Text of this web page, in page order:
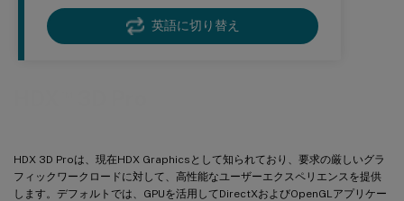
英語に切り替え
HDX 3D Proは、現在HDX Graphicsとして知られており、要求の厳しいグラ
フィックワークロードに対して、高性能なユーザーエクスペリエンスを提供
します。デフォルトでは、GPUを活用してDirectXおよびOpenGLアプリケー